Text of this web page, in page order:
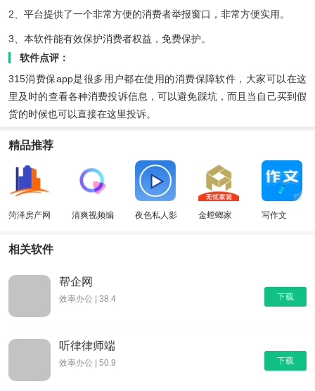
2、平台提供了一个非常方便的消费者举报窗口，非常方便实用。
3、本软件能有效保护消费者权益，免费保护。
软件点评：
315消费保app是很多用户都在使用的消费保障软件，大家可以在这
里及时的查看各种消费投诉信息，可以避免踩坑，而且当自己买到假
货的时候也可以直接在这里投诉。
精品推荐
菏泽房产网
清爽视频编
夜色私人影
金螳螂家 写作文
相关软件
下载
帮企网
效率办公 | 38.4
下载
听律律师端
效率办公 | 50.9